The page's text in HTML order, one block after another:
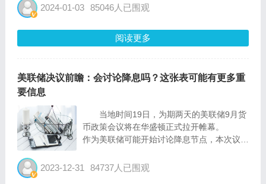
用卡还款实施细则，在此轮调整中容时容差服
天的还款宽限期；...
2024-01-03 85046人已围观
阅读更多
美联储决议前瞻：会讨论降息吗？这张表可能有更多重
要信息
当地时间19日，为期两天的美联储9月货
币政策会议将在华盛顿正式拉开帷幕。
作为美联储可能开始讨论降息节点，本次议息
开市场委员会（fomc）将维持观察模式，美
2023-12-31 84737人已围观